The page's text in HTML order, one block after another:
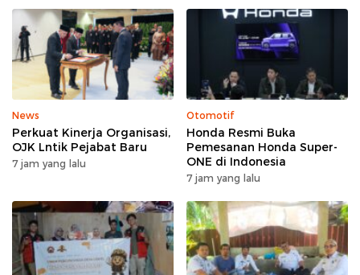
News
Perkuat Kinerja Organisasi,
OJK Lntik Pejabat Baru
7 jam yang lalu
Otomotif
Honda Resmi Buka
Pemesanan Honda Super-
ONE di Indonesia
7 jam yang lalu